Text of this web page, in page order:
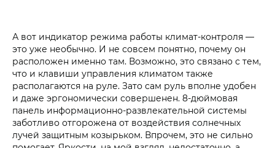
А вот индикатор режима работы климат-контроля —
это уже необычно. И не совсем понятно, почему он
расположен именно там. Возможно, это связано с тем,
что и клавиши управления климатом также
располагаются на руле. Зато сам руль вполне удобен
и даже эргономически совершенен. 8-дюймовая
панель информационно-развлекательной системы
заботливо отгорожена от воздействия солнечных
лучей защитным козырьком. Впрочем, это не сильно